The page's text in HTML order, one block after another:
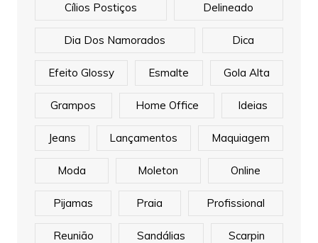
Cílios Postiços Delineado
Dia Dos Namorados Dica
Efeito Glossy Esmalte Gola Alta
Grampos Home Office Ideias
Jeans Lançamentos Maquiagem
Moda Moleton Online
Pijamas Praia Profissional
Reunião Sandálias Scarpin